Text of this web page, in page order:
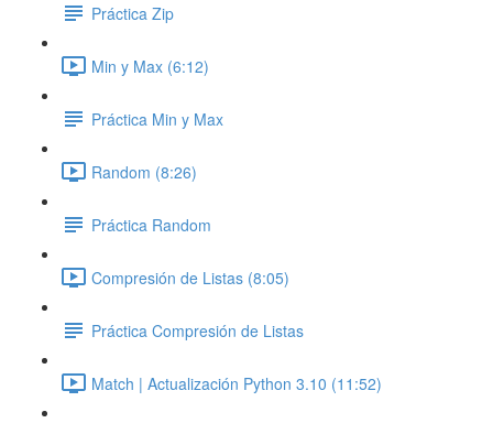
Práctica Zip
Min y Max (6:12)
Práctica Min y Max
Random (8:26)
Práctica Random
Compresión de Listas (8:05)
Práctica Compresión de Listas
Match | Actualización Python 3.10 (11:52)